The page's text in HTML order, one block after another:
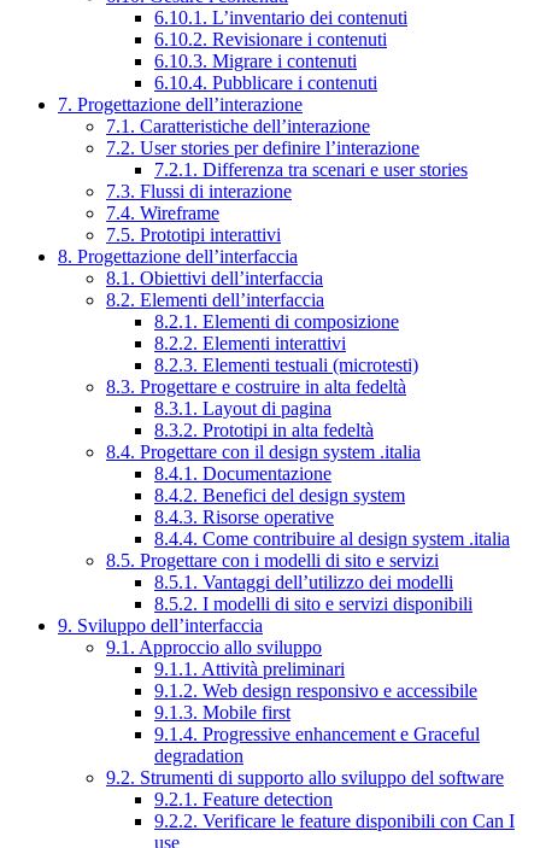
6.10.1. L’inventario dei contenuti
6.10.2. Revisionare i contenuti
6.10.3. Migrare i contenuti
6.10.4. Pubblicare i contenuti
7. Progettazione dell’interazione
7.1. Caratteristiche dell’interazione
7.2. User stories per definire l’interazione
7.2.1. Differenza tra scenari e user stories
7.3. Flussi di interazione
7.4. Wireframe
7.5. Prototipi interattivi
8. Progettazione dell’interfaccia
8.1. Obiettivi dell’interfaccia
8.2. Elementi dell’interfaccia
8.2.1. Elementi di composizione
8.2.2. Elementi interattivi
8.2.3. Elementi testuali (microtesti)
8.3. Progettare e costruire in alta fedeltà
8.3.1. Layout di pagina
8.3.2. Prototipi in alta fedeltà
8.4. Progettare con il design system .italia
8.4.1. Documentazione
8.4.2. Benefici del design system
8.4.3. Risorse operative
8.4.4. Come contribuire al design system .italia
8.5. Progettare con i modelli di sito e servizi
8.5.1. Vantaggi dell’utilizzo dei modelli
8.5.2. I modelli di sito e servizi disponibili
9. Sviluppo dell’interfaccia
9.1. Approccio allo sviluppo
9.1.1. Attività preliminari
9.1.2. Web design responsivo e accessibile
9.1.3. Mobile first
9.1.4. Progressive enhancement e Graceful
degradation
9.2. Strumenti di supporto allo sviluppo del software
9.2.1. Feature detection
9.2.2. Verificare le feature disponibili con Can I
use